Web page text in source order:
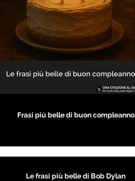
Frasi più belle di buon compleanno
Le frasi più belle di Bob Dylan